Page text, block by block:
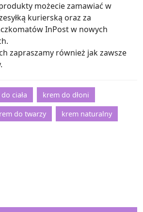
możecie zamawiać w
kurierską oraz za
InPost w nowych
zapraszamy również jak zawsze
ciała krem do dłoni
do twarzy krem naturalny